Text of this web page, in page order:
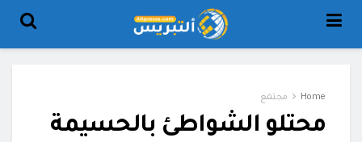
Home مجتمع
محتلو الشواطئ بالحسيمة